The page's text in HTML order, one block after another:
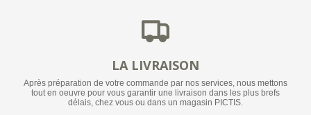
LA LIVRAISON
Après préparation de votre commande par nos services, nous mettons
tout en oeuvre pour vous garantir une livraison dans les plus brefs
délais, chez vous ou dans un magasin PICTIS.